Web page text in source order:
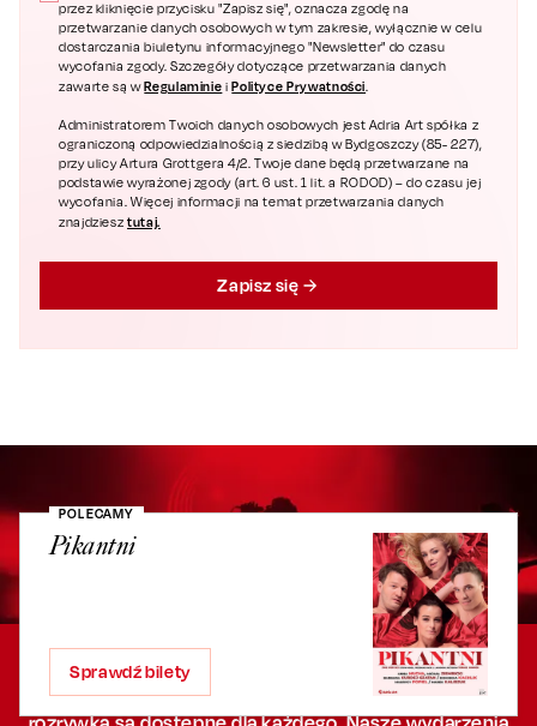
POLECAMY
Pikantni
Sprawdź bilety
przez kliknięcie przycisku "Zapisz się", oznacza zgodę na
przetwarzanie danych osobowych w tym zakresie, wyłącznie w celu
dostarczania biuletynu informacyjnego "Newsletter" do czasu
wycofania zgody. Szczegóły dotyczące przetwarzania danych
zawarte są wRegulaminie i Polityce Prywatności.
Administratorem Twoich danych osobowych jest Adria Art spółka z
ograniczoną odpowiedzialnością z siedzibą w Bydgoszczy (85- 227),
przy ulicy Artura Grottgera 4/2. Twoje dane będą przetwarzane na
podstawie wyrażonej zgody (art. 6 ust. 1 lit. a RODOD) – do czasu jej
wycofania. Więcej informacji na temat przetwarzania danych
znajdziesztutaj.
Zapisz się
Adria Art - Twój przewodnik w świecie kultury i
rozrywki. Tworzymy przestrzeń,
w którejkultura i